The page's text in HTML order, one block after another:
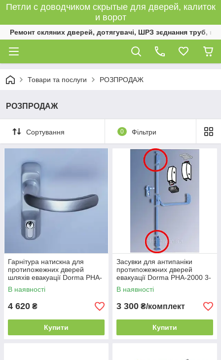
Петли с доводчиком скрытые для дверей, калиток
и ворот
Ремонт скляних дверей, дотягувачі, ШРЗ зєднання труб,
Товари та послуги РОЗПРОДАЖ
РОЗПРОДАЖ
Сортування 0 Фільтри
Гарнітура натискна для
протипожежних дверей
шляхів евакуації Dorma PHA-
2000 PHT
В наявності
4 620 ₴
Купити
Засувки для антипаніки
протипожежних дверей
евакуації Dorma PHA-2000 3-
т. замикання
В наявності
3 300 ₴/комплект
Купити